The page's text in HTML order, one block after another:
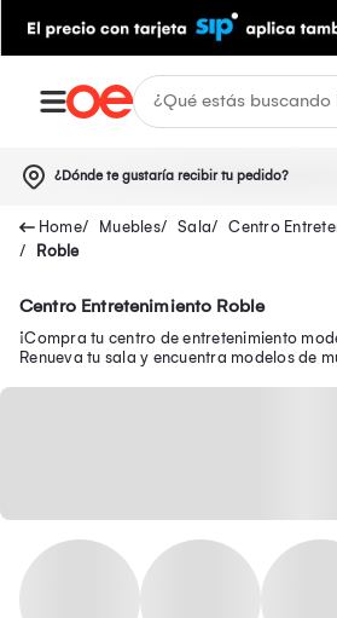
¿Dónde te gustaría recibir tu pedido?
Muebles Sala Centro
Roble
Centro Entretenimiento Roble
¡Compra tu centro de entretenimiento
Renueva tu sala y encuentra modelos de